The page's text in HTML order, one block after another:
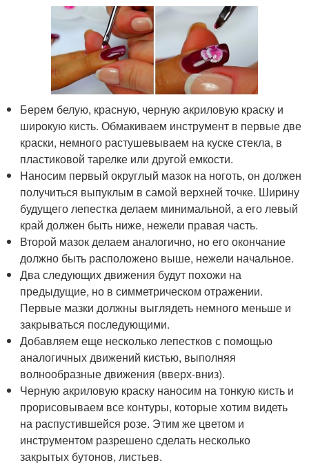
Берем белую, красную, черную акриловую краску и
широкую кисть. Обмакиваем инструмент в первые две
краски, немного растушевываем на куске стекла, в
пластиковой тарелке или другой емкости.
Наносим первый округлый мазок на ноготь, он должен
получиться выпуклым в самой верхней точке. Ширину
будущего лепестка делаем минимальной, а его левый
край должен быть ниже, нежели правая часть.
Второй мазок делаем аналогично, но его окончание
должно быть расположено выше, нежели начальное.
Два следующих движения будут похожи на
предыдущие, но в симметрическом отражении.
Первые мазки должны выглядеть немного меньше и
закрываться последующими.
Добавляем еще несколько лепестков с помощью
аналогичных движений кистью, выполняя
волнообразные движения (вверх-вниз).
Черную акриловую краску наносим на тонкую кисть и
прорисовываем все контуры, которые хотим видеть
на распустившейся розе. Этим же цветом и
инструментом разрешено сделать несколько
закрытых бутонов, листьев.